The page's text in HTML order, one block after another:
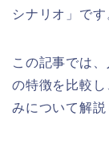
シナリオ」です
この記事では
の特徴を比較
みについて解説